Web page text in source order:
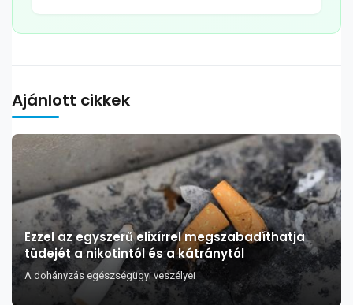
Ajánlott cikkek
Ezzel az egyszerű elixírrel megszabadíthatja
tüdejét a nikotintól és a kátránytól
A dohányzás egészségügyi veszélyei